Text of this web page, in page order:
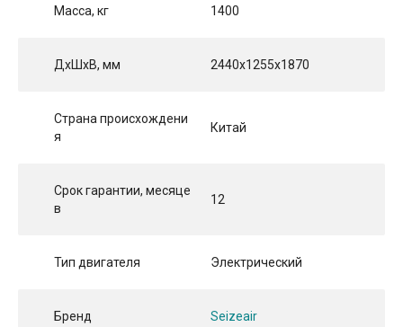
Масса, кг 1400
ДхШхВ, мм 2440x1255x1870
Страна происхождени
я
Китай
Срок гарантии, месяце
в
12
Тип двигателя Электрический
Бренд Seizeair